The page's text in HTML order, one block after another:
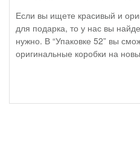
Если вы ищете красивый и
для подарка, то у нас вы
нужно. В “Упаковке 52” вы
оригинальные коробки на